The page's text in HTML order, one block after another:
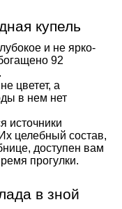
купель
и не ярко-
92
цветет, а
в нем нет
источники
целебный состав,
доступен вам
прогулки.
в зной